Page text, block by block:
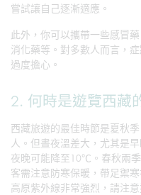
嘗試讓自己逐漸適應。
此外，你可以攜帶一些感冒
消化藥等。對多數人而言，
過度擔心。
2. 何時是遊覽西藏
西藏旅遊的最佳時節是夏秋
人。但晝夜溫差大，尤其是
夜晚可能降至10℃。春秋兩
客需注意防寒保暖，帶足禦
高原紫外線非常強烈，請注